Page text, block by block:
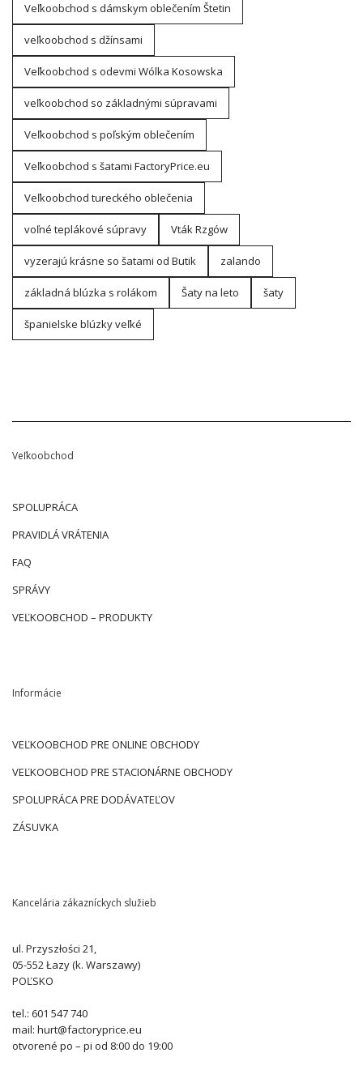
Veľkoobchod s dámskym oblečením Štetin
veľkoobchod s džínsami
Veľkoobchod s odevmi Wólka Kosowska
veľkoobchod so základnými súpravami
Veľkoobchod s poľským oblečením
Veľkoobchod s šatami FactoryPrice.eu
Veľkoobchod tureckého oblečenia
voľné teplákové súpravy Vták Rzgów
vyzerajú krásne so šatami od Butik zalando
základná blúzka s rolákom Šaty na leto šaty
španielske blúzky veľké
Veľkoobchod
SPOLUPRÁCA
PRAVIDLÁ VRÁTENIA
FAQ
SPRÁVY
VEĽKOOBCHOD – PRODUKTY
Informácie
VEĽKOOBCHOD PRE ONLINE OBCHODY
VEĽKOOBCHOD PRE STACIONÁRNE OBCHODY
SPOLUPRÁCA PRE DODÁVATEĽOV
ZÁSUVKA
Kancelária zákazníckych služieb
ul. Przyszłości 21,
05-552 Łazy (k. Warszawy)
POĽSKO
tel.: 601 547 740
mail: hurt@factoryprice.eu
otvorené po – pi od 8:00 do 19:00